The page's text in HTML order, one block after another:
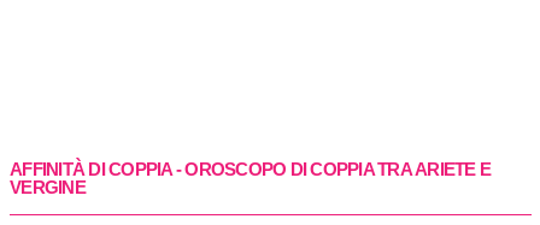
AFFINITÀ DI COPPIA - OROSCOPO DI COPPIA TRAARIETEE
VERGINE